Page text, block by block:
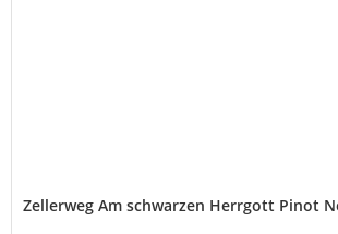
Zellerweg Am schwarzen Herrgott Pinot